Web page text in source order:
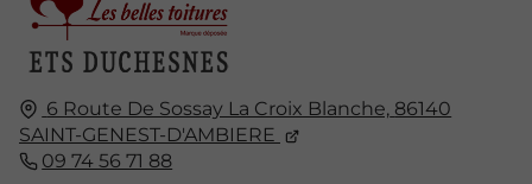
6 Route De Sossay La Croix Blanche, 86140
SAINT-GENEST-D'AMBIERE
09 74 56 71 88